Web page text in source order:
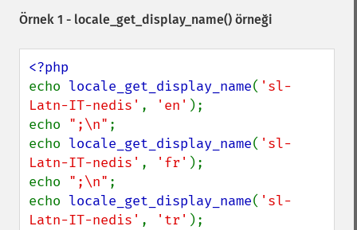
Örnek 1 - locale_get_display_name() örneği
echo locale_get_display_name( 'sl-
Latn-IT-nedis' , 'en' );
echo ";\n" ;
echo locale_get_display_name( 'sl-
Latn-IT-nedis' , 'fr' );
echo ";\n" ;
echo locale_get_display_name( 'sl-
Latn-IT-nedis' , 'tr'